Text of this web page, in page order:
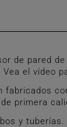
de pared
el vídeo
primera
y